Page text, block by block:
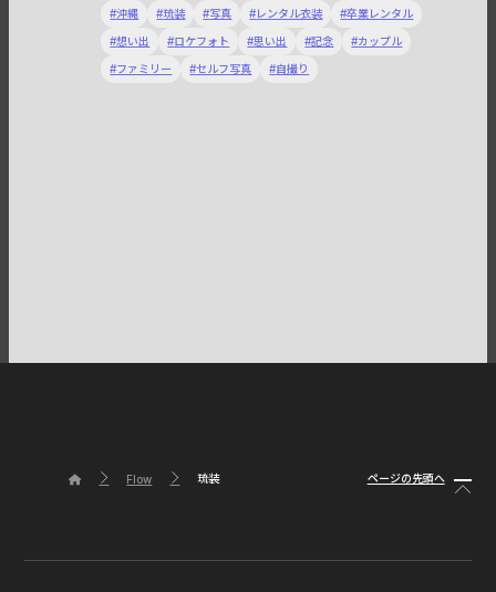
沖縄 琉装 写真 レンタル衣装 卒業レンタル
想い出 ロケフォト 思い出 記念 カップル
ファミリー セルフ写真 自撮り
Flow 琉装 ページの先頭へ